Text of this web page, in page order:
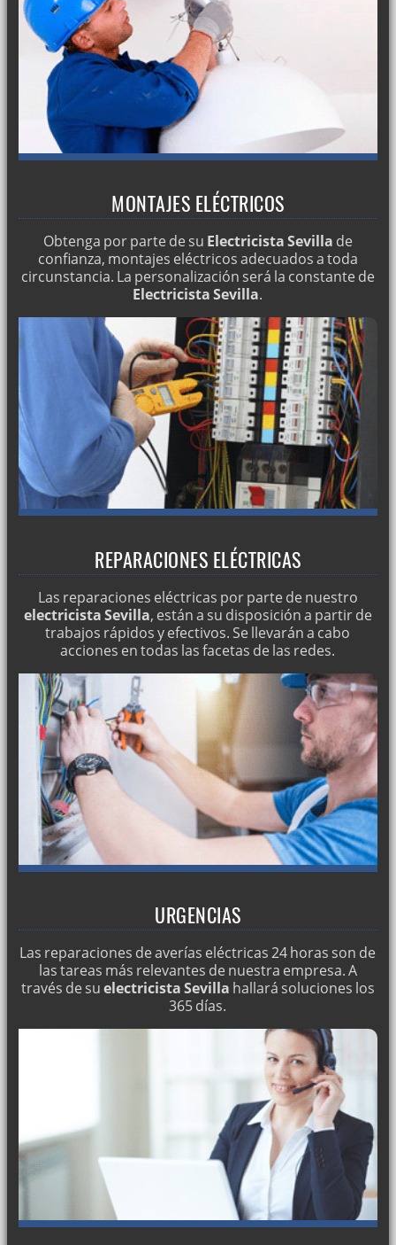
MONTAJES ELÉCTRICOS
Obtenga por parte de su Electricista Sevilla de
confianza, montajes eléctricos adecuados a toda
circunstancia. La personalización será la constante de
Electricista Sevilla.
REPARACIONES ELÉCTRICAS
Las reparaciones eléctricas por parte de nuestro
electricista Sevilla, están a su disposición a partir de
trabajos rápidos y efectivos. Se llevarán a cabo
acciones en todas las facetas de las redes.
URGENCIAS
Las reparaciones de averías eléctricas 24 horas son de
las tareas más relevantes de nuestra empresa. A
través de suelectricista Sevilla hallará soluciones los
365 días.